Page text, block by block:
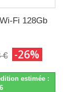
Fi 128Gb
€ -26%
estimée :